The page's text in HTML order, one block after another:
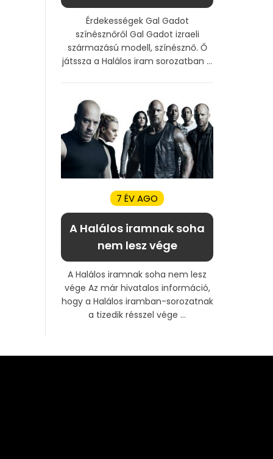
Érdekességek Gal Gadot
színésznőről Gal Gadot izraeli
származású modell, színésznő. Ő
játssza a Halálos iram sorozatban ...
7 ÉV AGO
A Halálos iramnak soha
nem lesz vége
A Halálos iramnak soha nem lesz
vége Az már hivatalos információ,
hogy a Halálos iramban-sorozatnak
a tizedik résszel vége ...